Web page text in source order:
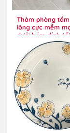
Thảm phòng
lông cực mềm
dưới bám dính